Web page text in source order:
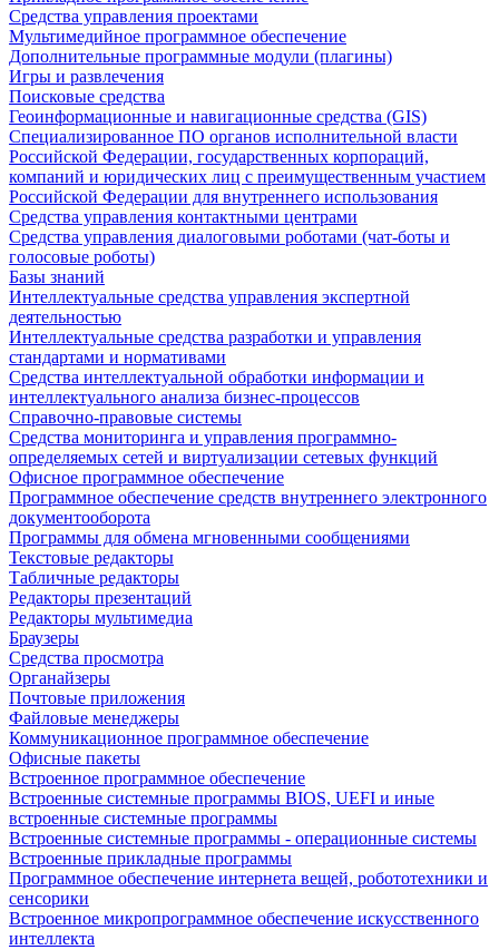
Средства управления проектами
Мультимедийное программное обеспечение
Дополнительные программные модули (плагины)
Игры и развлечения
Поисковые средства
Геоинформационные и навигационные средства (GIS)
Специализированное ПО органов исполнительной власти
Российской Федерации, государственных корпораций,
компаний и юридических лиц с преимущественным участием
Российской Федерации для внутреннего использования
Средства управления контактными центрами
Средства управления диалоговыми роботами (чат-боты и
голосовые роботы)
Базы знаний
Интеллектуальные средства управления экспертной
деятельностью
Интеллектуальные средства разработки и управления
стандартами и нормативами
Средства интеллектуальной обработки информации и
интеллектуального анализа бизнес-процессов
Справочно-правовые системы
Средства мониторинга и управления программно-
определяемых сетей и виртуализации сетевых функций
Офисное программное обеспечение
Программное обеспечение средств внутреннего электронного
документооборота
Программы для обмена мгновенными сообщениями
Текстовые редакторы
Табличные редакторы
Редакторы презентаций
Редакторы мультимедиа
Браузеры
Средства просмотра
Органайзеры
Почтовые приложения
Файловые менеджеры
Коммуникационное программное обеспечение
Офисные пакеты
Встроенное программное обеспечение
Встроенные системные программы BIOS, UEFI и иные
встроенные системные программы
Встроенные системные программы - операционные системы
Встроенные прикладные программы
Программное обеспечение интернета вещей, робототехники и
сенсорики
Встроенное микропрограммное обеспечение искусственного
интеллекта